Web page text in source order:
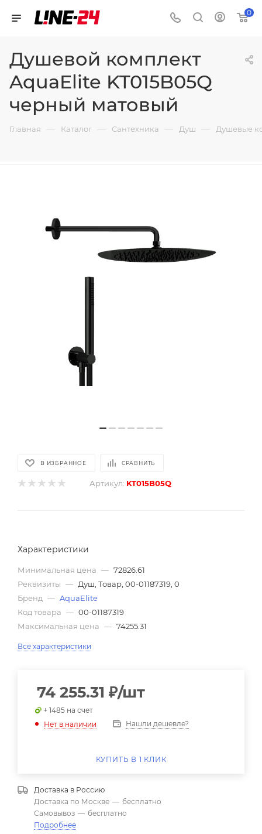
0
Душевой комплект
AquaElite KT015B05Q
черный матовый
Главная — Каталог — Сантехника — Душ — Душевые
В ИЗБРАННОЕ СРАВНИТЬ
Артикул: KT015B05Q
Характеристики
Минимальная цена — 72826.61
Реквизиты — Душ, Товар, 00-01187319, 0
Бренд — AquaElite
Код товара — 00-01187319
Максимальная цена — 74255.31
Все характеристики
74 255.31 ₽/шт
+ 1485 на счет
Нет в наличии
Нашли дешевле?
КУПИТЬ В 1 КЛИК
Доставка в Россию
Доставка по Москве — бесплатно
Самовывоз — бесплатно
Подробнее